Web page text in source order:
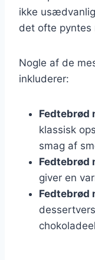
ikke
det ofte pyntes
Nogle af de
inkluderer:
Fedtebrød
klassisk
smag af
Fedtebrød
giver en
Fedtebrød